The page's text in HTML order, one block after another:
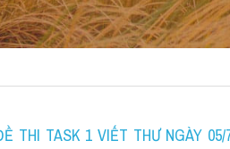
THI TASK 1 VIẾT THƯ NGÀY